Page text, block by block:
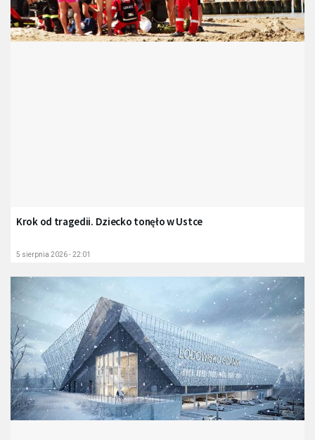
Krok od tragedii. Dziecko tonęło w Ustce
5 sierpnia 2026 - 22:01